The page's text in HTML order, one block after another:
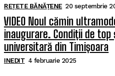
REȚETE BĂNĂȚENE 20 septembrie
VIDEO Noul cămin
inaugurare. Condiții de
universitară din Timișoara
INEDIT 4 februarie 2025